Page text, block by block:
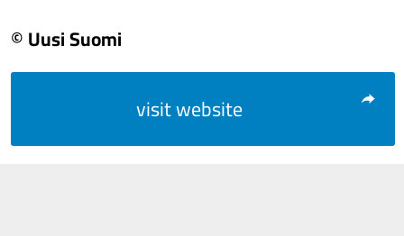
© Uusi Suomi
visit website